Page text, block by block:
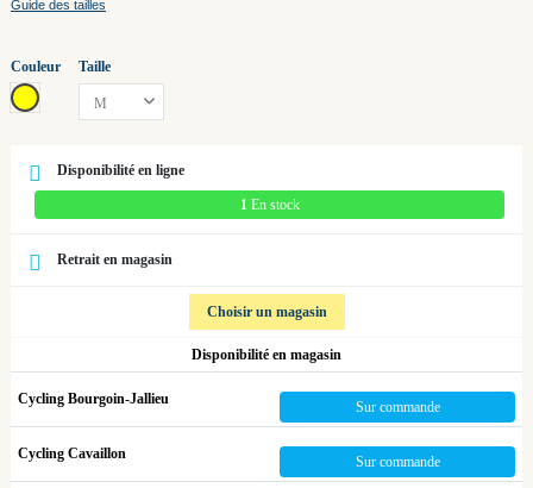
Guide des tailles
Couleur
jaune
Taille
Disponibilité en ligne
1 En stock
Retrait en magasin
Choisir un magasin
Disponibilité en magasin
Cycling Bourgoin-Jallieu Sur commande
Cycling Cavaillon Sur commande